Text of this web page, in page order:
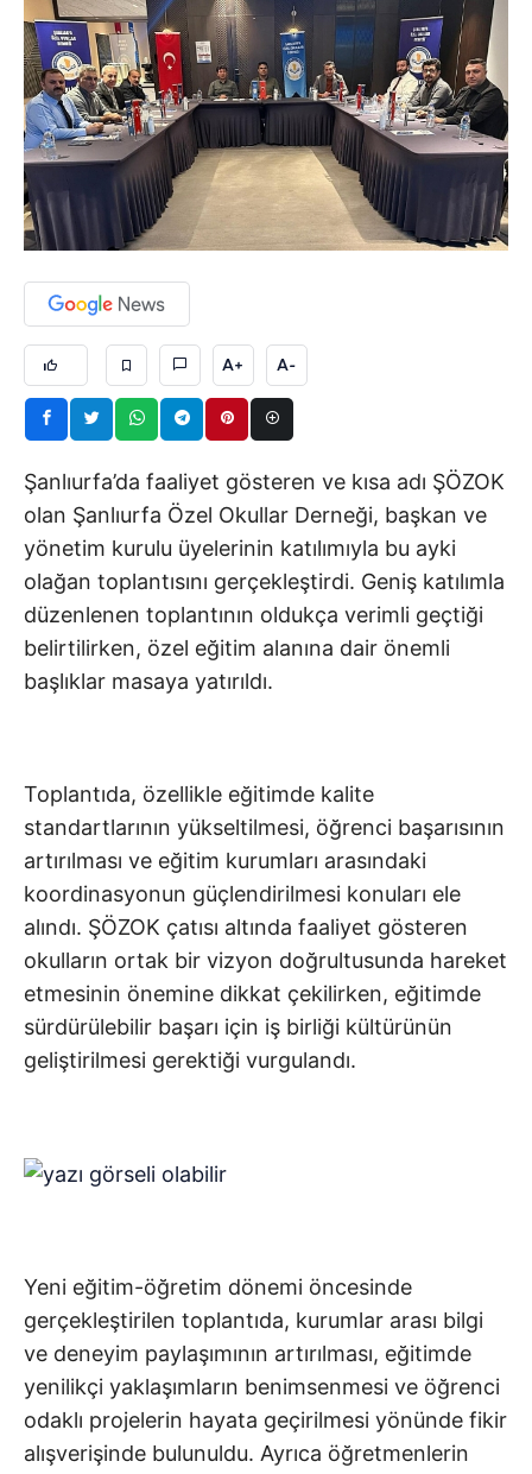
A+ A-
Şanlıurfa’da faaliyet gösteren ve kısa adı ŞÖZOK
olan Şanlıurfa Özel Okullar Derneği, başkan ve
yönetim kurulu üyelerinin katılımıyla bu ayki
olağan toplantısını gerçekleştirdi. Geniş katılımla
düzenlenen toplantının oldukça verimli geçtiği
belirtilirken, özel eğitim alanına dair önemli
başlıklar masaya yatırıldı.
Toplantıda, özellikle eğitimde kalite
standartlarının yükseltilmesi, öğrenci başarısının
artırılması ve eğitim kurumları arasındaki
koordinasyonun güçlendirilmesi konuları ele
alındı. ŞÖZOK çatısı altında faaliyet gösteren
okulların ortak bir vizyon doğrultusunda hareket
etmesinin önemine dikkat çekilirken, eğitimde
sürdürülebilir başarı için iş birliği kültürünün
geliştirilmesi gerektiği vurgulandı.
Yeni eğitim-öğretim dönemi öncesinde
gerçekleştirilen toplantıda, kurumlar arası bilgi
ve deneyim paylaşımının artırılması, eğitimde
yenilikçi yaklaşımların benimsenmesi ve öğrenci
odaklı projelerin hayata geçirilmesi yönünde fikir
alışverişinde bulunuldu. Ayrıca öğretmenlerin